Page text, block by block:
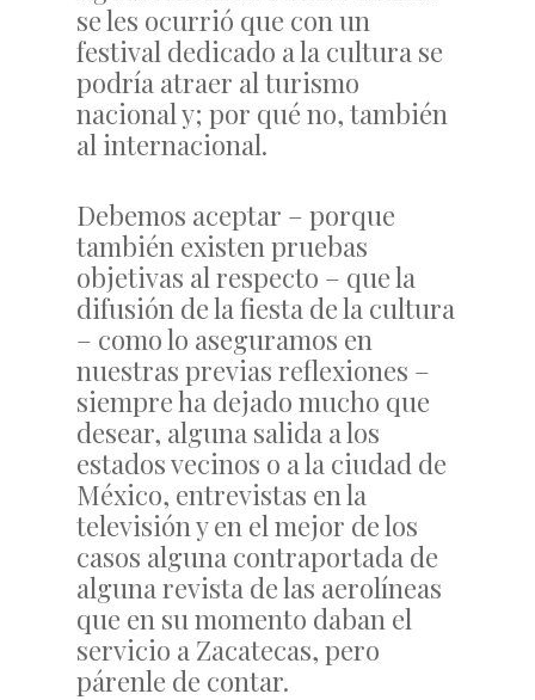
se les ocurrió que con un
festival dedicado a la cultura se
podría atraer al turismo
nacional y; por qué no, también
al internacional.
Debemos aceptar – porque
también existen pruebas
objetivas al respecto – que la
difusión de la fiesta de la cultura
– como lo aseguramos en
nuestras previas reflexiones –
siempre ha dejado mucho que
desear, alguna salida a los
estados vecinos o a la ciudad de
México, entrevistas en la
televisión y en el mejor de los
casos alguna contraportada de
alguna revista de las aerolíneas
que en su momento daban el
servicio a Zacatecas, pero
párenle de contar.